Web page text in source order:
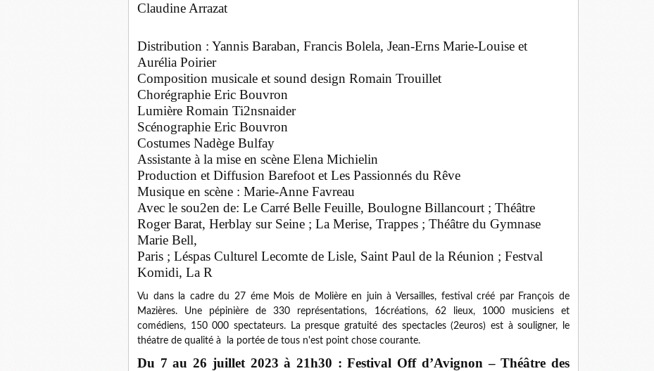
Claudine Arrazat
Distribution : Yannis Baraban, Francis Bolela, Jean-Erns Marie-Louise et
Aurélia Poirier
Composition musicale et sound design Romain Trouillet
Chorégraphie Eric Bouvron
Lumière Romain Ti2nsnaider
Scénographie Eric Bouvron
Costumes Nadège Bulfay
Assistante à la mise en scène Elena Michielin
Production et Diffusion Barefoot et Les Passionnés du Rêve
Musique en scène : Marie-Anne Favreau
Avec le sou2en de: Le Carré Belle Feuille, Boulogne Billancourt ; Théâtre
Roger Barat, Herblay sur Seine ; La Merise, Trappes ; Théâtre du Gymnase
Marie Bell,
Paris ; Léspas Culturel Lecomte de Lisle, Saint Paul de la Réunion ; Festval
Komidi, La R
Vu dans la cadre du 27 éme Mois de Molière en juin à Versailles, festival créé par François de
Mazières. Une pépinière de 330 représentations, 16créations, 62 lieux, 1000 musiciens et
comédiens, 150 000 spectateurs. La presque gratuité des spectacles (2euros) est à souligner, le
théatre de qualité à la portée de tous n'est point chose courante.
Du 7 au 26 juillet 2023 à 21h30 : Festival Off d’Avignon – Théâtre des